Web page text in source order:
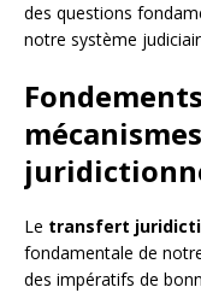
des questions
notre système
Le transfert
fondamentale de
des impératifs de